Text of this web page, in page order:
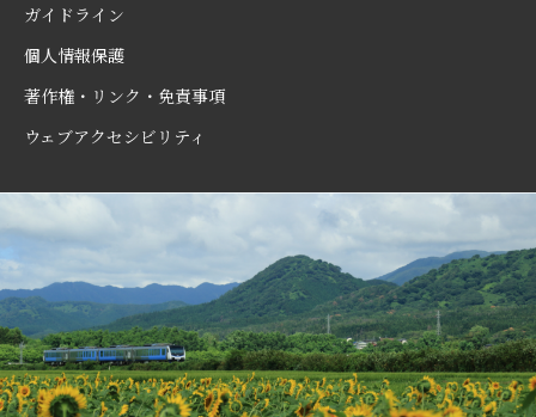
ガイドライン
個人情報保護
著作権・リンク・免責事項
ウェブアクセシビリティ